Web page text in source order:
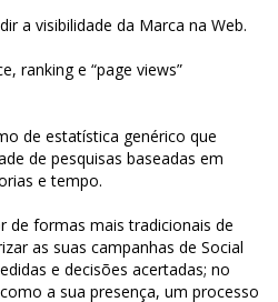
a visibilidade da Marca na Web.
ranking e “page views”
de estatística genérico que
de pesquisas baseadas em
e tempo.
de formas mais tradicionais de
as suas campanhas de Social
e decisões acertadas; no
a sua presença, um processo